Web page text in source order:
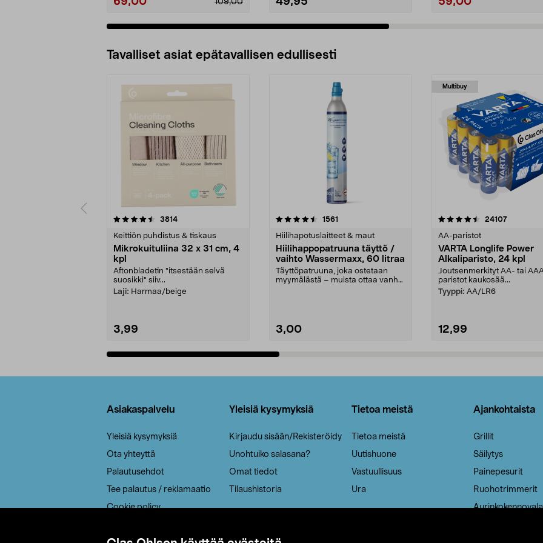
Tavalliset asiat epätavallisen edullisesti
3814arvostelut
Keittiön puhdistus & tiskaus
Mikrokuituliina 32 x 31 cm, 4
kpl
Aftonbladetin "itsestään selvä
suosikki" siiv...
Laji: Harmaa/beige
3,99
4.5viidestä
1561
Hiilihapotuslaitteet & maut
Hiilihappopatruuna täyttö /
vaihto Wassermaxx, 60 litraa
Täyttöpatruuna, joka ostetaan
myymälästä – muista ottaa vanha
3,00
Multibuy
4.5viidestä
24107arvostelut
AA-paristot
VARTA Longlife Power
Alkaliparisto, 24 kpl
Joutsenmerkityt AA- tai
paristot kaukosää...
Tyyppi: AA/LR6
12,99
4.5viidestä
Asiakaspalvelu
Yleisiä kysymyksiä
Ota yhteyttä
Palautusehdot
Tee palautus / reklamaatio
Cookie policy
Yleisiä kysymyksiä
Kirjaudu sisään/Rekisteröidy
Unohtuiko salasana?
Omat tiedot
Tilaushistoria
Tietoa meistä
Tietoa meistä
Uutishuone
Vastuullisuus
Ura
Ajankohtaista
Grillit
Säilytys
Painepesurit
Ruohotrimmerit